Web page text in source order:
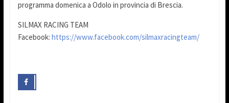
programma domenica a Odolo in provincia di Brescia.
SILMAX RACING TEAM
Facebook: https://www.facebook.com/silmaxracingteam/